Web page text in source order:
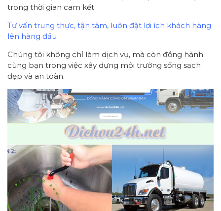
trong thời gian cam kết
Tư vấn trung thực, tận tâm, luôn đặt lợi ích khách hàng
lên hàng đầu
Chúng tôi không chỉ làm dịch vụ, mà còn đồng hành
cùng bạn trong việc xây dựng môi trường sống sạch
đẹp và an toàn.